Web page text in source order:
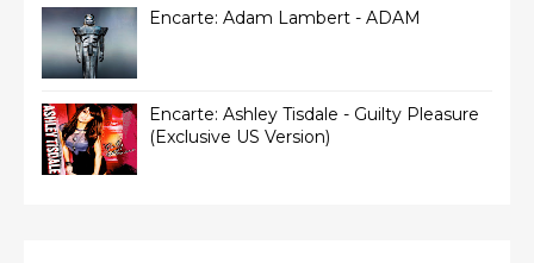
Encarte: Adam Lambert - ADAM
Encarte: Ashley Tisdale - Guilty Pleasure
(Exclusive US Version)